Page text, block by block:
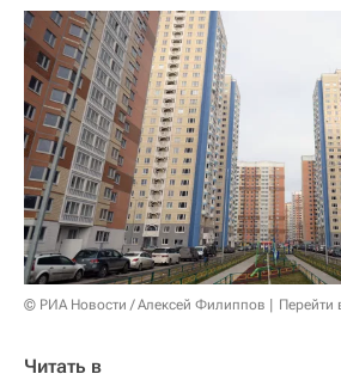
© РИА Новости / Алексей Филиппов Перейти
Читать в